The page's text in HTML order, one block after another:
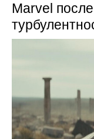
Marvel